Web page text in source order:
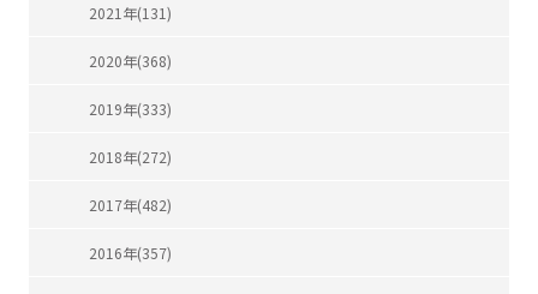
2021年(131)
2020年(368)
2019年(333)
2018年(272)
2017年(482)
2016年(357)